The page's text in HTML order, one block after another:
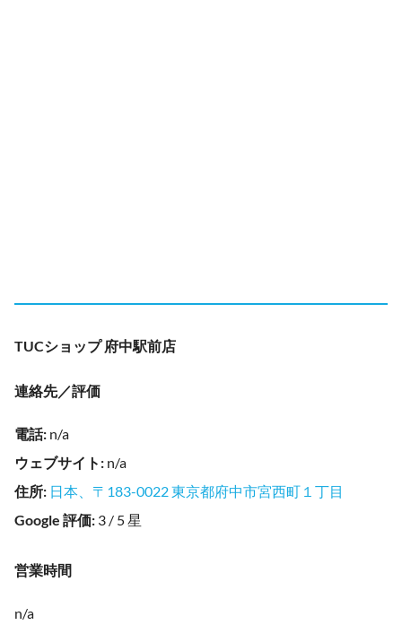
TUCショップ 府中駅前店
連絡先／評価
電話: n/a
ウェブサイト : n/a
住所: 日本、〒183-0022 東京都府中市宮西町１丁目
Google 評価: 3 / 5 星
営業時間
n/a